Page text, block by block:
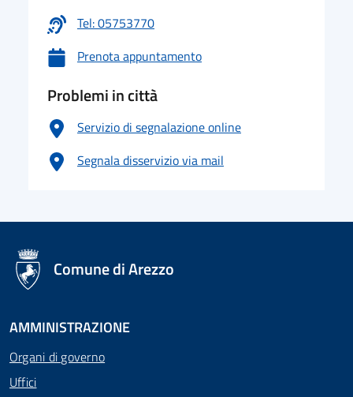
Tel: 05753770
Prenota appuntamento
Problemi in città
Servizio di segnalazione online
Segnala disservizio via mail
logo Unione Europea
Comune di Arezzo
AMMINISTRAZIONE
Organi di governo
Uffici